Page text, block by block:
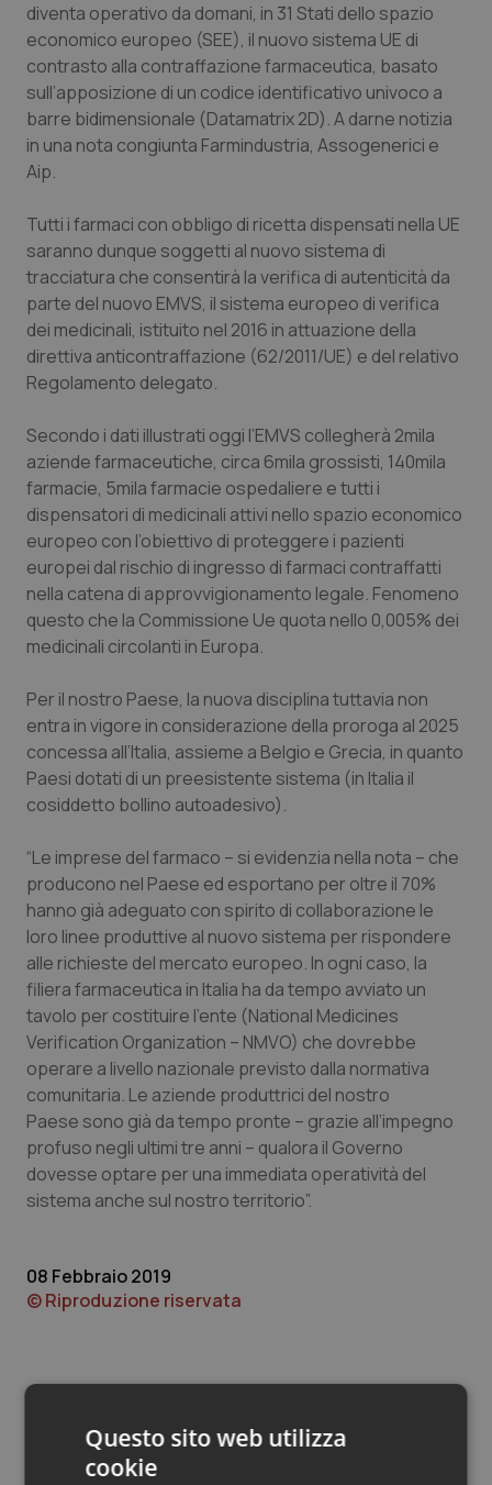
Calabria
Campania
Emilia-Romagna
Lazio
Liguria
Lombardia
Marche
Molise
Piemonte
Provincia Autonoma di Bolzano
Provincia Autonoma di Trento
Puglia
Sardegna
Toscana
Umbria
Valle D’Aosta
Veneto
Asma & BPCO
Car-T
Colesterolo & coronaropatie
Diabete & glucometri
Disturbi dell’umore
Dolore
Donna & Salute
Epatiti
HIV
Infezioni & Febbre
Ipertensione & Scompenso
Malattie rare
Malattia di Crohn & Rettocolite Ulcerosa
Obesità
Oftalmologia
Oncodermatologia
Oncoematologia
Oncologia & Nutrizione
Psoriasi & pelle
Quotidiano Chirurgia
Rene & patologie urogenitali
diventa operativo da domani, in 31 Stati dello spazio
economico europeo (SEE), il nuovo sistema UE di
contrasto alla contraffazione farmaceutica, basato
sull’apposizione di un codice identificativo univoco a
barre bidimensionale (Datamatrix 2D). A darne notizia
in una nota congiunta Farmindustria, Assogenerici e
Aip.
Tutti i farmaci con obbligo di ricetta dispensati nella UE
saranno dunque soggetti al nuovo sistema di
tracciatura che consentirà la verifica di autenticità da
parte del nuovo EMVS, il sistema europeo di verifica
dei medicinali, istituito nel 2016 in attuazione della
direttiva anticontraffazione (62/2011/UE) e del relativo
Regolamento delegato.
Secondo i dati illustrati oggi l’EMVS collegherà 2mila
aziende farmaceutiche, circa 6mila grossisti, 140mila
farmacie, 5mila farmacie ospedaliere e tutti i
dispensatori di medicinali attivi nello spazio economico
europeo con l’obiettivo di proteggere i pazienti
europei dal rischio di ingresso di farmaci contraffatti
nella catena di approvvigionamento legale. Fenomeno
questo che la Commissione Ue quota nello 0,005% dei
medicinali circolanti in Europa.
Per il nostro Paese, la nuova disciplina tuttavia non
entra in vigore in considerazione della proroga al 2025
concessa all’Italia, assieme a Belgio e Grecia, in quanto
Paesi dotati di un preesistente sistema (in Italia il
cosiddetto bollino autoadesivo).
“Le imprese del farmaco – si evidenzia nella nota – che
producono nel Paese ed esportano per oltre il 70%
hanno già adeguato con spirito di collaborazione le
loro linee produttive al nuovo sistema per rispondere
alle richieste del mercato europeo. In ogni caso, la
filiera farmaceutica in Italia ha da tempo avviato un
tavolo per costituire l’ente (National Medicines
Verification Organization – NMVO) che dovrebbe
operare a livello nazionale previsto dalla normativa
comunitaria. Le aziende produttrici del nostro
Paese sono già da tempo pronte – grazie all’impegno
profuso negli ultimi tre anni – qualora il Governo
dovesse optare per una immediata operatività del
sistema anche sul nostro territorio”.
08 Febbraio 2019
© Riproduzione riservata
Questo sito web utilizza
cookie